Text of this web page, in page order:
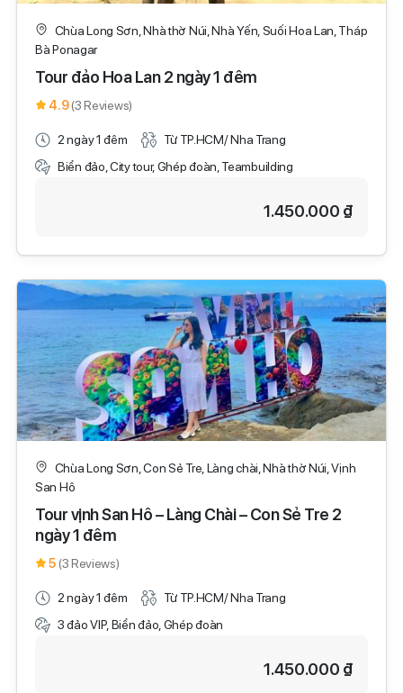
Chùa Long Sơn, Nhà thờ Núi, Nhà Yến, Suối Hoa Lan, Tháp
Bà Ponagar
Tour đảo Hoa Lan 2 ngày 1 đêm
4.9(3 Reviews)
2 ngày 1 đêm
Từ TP.HCM/ Nha Trang
Biển đảo, City tour, Ghép đoàn, Teambuilding
1.450.000 ₫
Chùa Long Sơn, Con Sẻ Tre, Làng chài, Nhà thờ Núi, Vịnh
San Hô
Tour vịnh San Hô – Làng Chài – Con Sẻ Tre 2
ngày 1 đêm
5 (3 Reviews)
2 ngày 1 đêm
Từ TP.HCM/ Nha Trang
3 đảo VIP, Biển đảo, Ghép đoàn
1.450.000 ₫